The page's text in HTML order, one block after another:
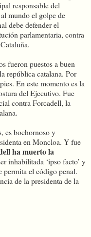
responsable del
mundo el golpe de
debe defender el
parlamentaria, contra
fueron puestos a buen
república catalana. Por
En este momento es la
del Ejecutivo. Fue
contra Forcadell, la
es bochornoso y
en Moncloa. Y fue
ha muerto la
inhabilitada ‘ipso facto’ y
permita el código penal.
de la presidenta de la